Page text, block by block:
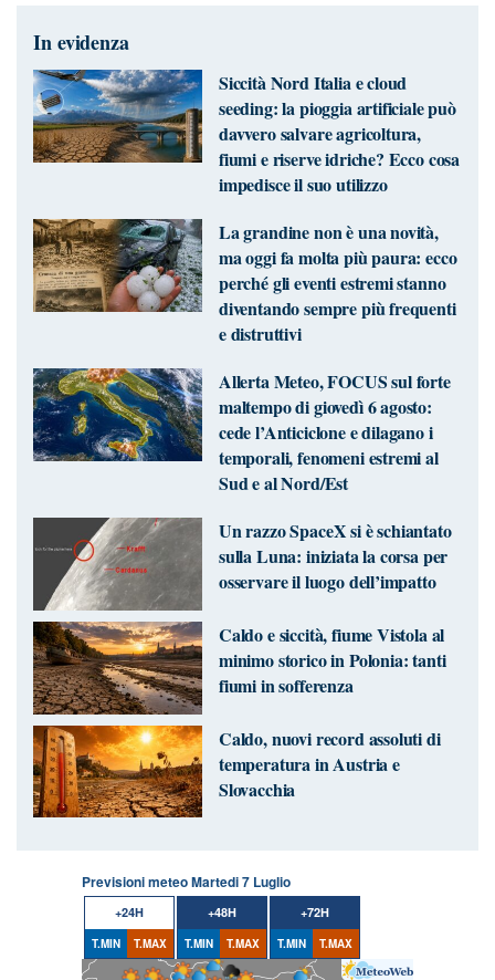
In evidenza
Siccità Nord Italia e cloud
seeding: la pioggia artificiale può
davvero salvare agricoltura,
fiumi e riserve idriche? Ecco cosa
impedisce il suo utilizzo
La grandine non è una novità,
ma oggi fa molta più paura: ecco
perché gli eventi estremi stanno
diventando sempre più frequenti
e distruttivi
Allerta Meteo, FOCUS sul forte
maltempo di giovedì 6 agosto:
cede l’Anticiclone e dilagano i
temporali, fenomeni estremi al
Sud e al Nord/Est
Un razzo SpaceX si è schiantato
sulla Luna: iniziata la corsa per
osservare il luogo dell’impatto
Caldo e siccità, fiume Vistola al
minimo storico in Polonia: tanti
fiumi in sofferenza
Caldo, nuovi record assoluti di
temperatura in Austria e
Slovacchia
Previsioni meteo Martedi 7 Luglio
+24H
T.MIN T.MAX
+48H
T.MIN T.MAX
+72H
T.MIN T.MAX